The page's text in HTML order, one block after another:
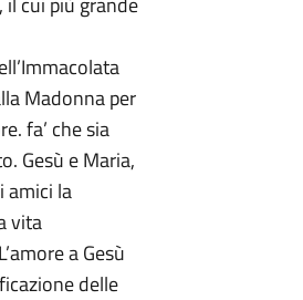
Madonna per
fa’ che sia
Gesù e Maria,
amici la
vita
a Gesù
delle